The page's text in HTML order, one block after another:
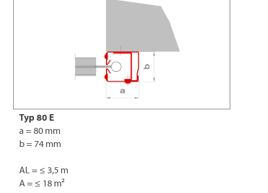
Typ 80 E
a = 80 mm
b = 74 mm
AL = ≤ 3,5 m
A = ≤ 18 m²